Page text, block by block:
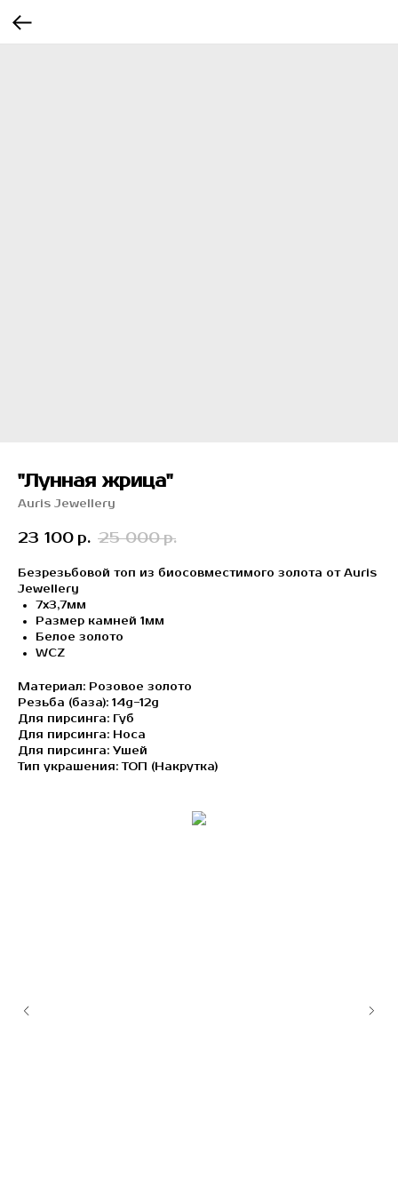
"Лунная жрица"
Auris Jewellery
23 100 р. 25 000 р.
Безрезьбовой топ из биосовместимого золота от Auris
Jewellery
7х3,7мм
Размер камней 1мм
Белое золото
WCZ
Материал: Розовое золото
Резьба (база): 14g-12g
Для пирсинга: Губ
Для пирсинга: Носа
Для пирсинга: Ушей
Тип украшения: ТОП (Накрутка)